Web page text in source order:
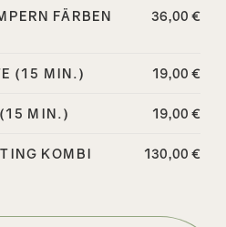
FÄRBEN
36,00 €
(15 MIN.) 19,00 €
MIN.) 19,00 €
KOMBI 130,00 €